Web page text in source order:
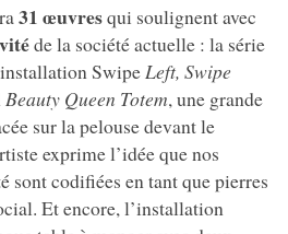
31 œuvresqui soulignent avec
de la société actuelle : la série
SwipeLeft, Swipe
Beauty Queen Totem, une grande
sur la pelouse devant le
exprime l’idée que nos
sont codifiées en tant que pierres
Et encore, l’installation